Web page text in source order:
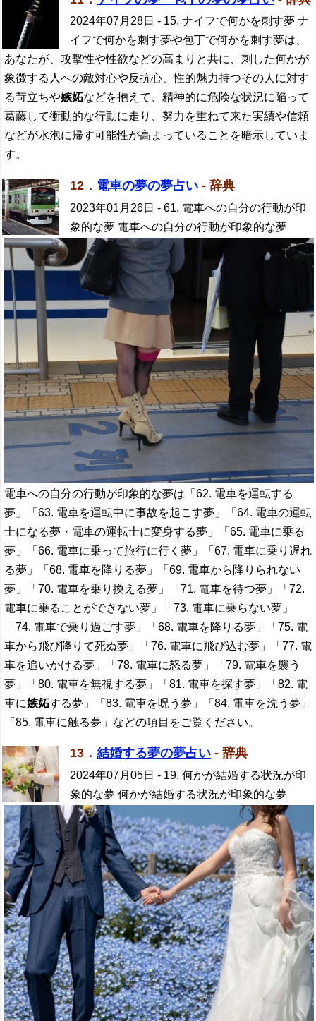
2024年07月28日 - 15. ナイフで何かを刺す夢 ナ
イフで何かを刺す夢や包丁で何かを刺す夢は、
あなたが、攻撃性や性欲などの高まりと共に、刺した何かが
象徴する人への敵対心や反抗心、性的魅力持つその人に対す
る苛立ちや嫉妬などを抱えて、精神的に危険な状況に陥って
葛藤して衝動的な行動に走り、努力を重ねて来た実績や信頼
などが水泡に帰す可能性が高まっていることを暗示していま
す。
12． 電車の夢の夢占い - 辞典
2023年01月26日 - 61. 電車への自分の行動が印
象的な夢 電車への自分の行動が印象的な夢
電車への自分の行動が印象的な夢は「62. 電車を運転する
夢」「63. 電車を運転中に事故を起こす夢」「64. 電車の運転
士になる夢・電車の運転士に変身する夢」「65. 電車に乗る
夢」「66. 電車に乗って旅行に行く夢」「67. 電車に乗り遅れ
る夢」「68. 電車を降りる夢」「69. 電車から降りられない
夢」「70. 電車を乗り換える夢」「71. 電車を待つ夢」「72.
電車に乗ることができない夢」「73. 電車に乗らない夢」
「74. 電車で乗り過ごす夢」「68. 電車を降りる夢」「75. 電
車から飛び降りて死ぬ夢」「76. 電車に飛び込む夢」「77. 電
車を追いかける夢」「78. 電車に怒る夢」「79. 電車を襲う
夢」「80. 電車を無視する夢」「81. 電車を探す夢」「82. 電
車に嫉妬する夢」「83. 電車を呪う夢」「84. 電車を洗う夢」
「85. 電車に触る夢」などの項目をご覧ください。
13． 結婚する夢の夢占い - 辞典
2024年07月05日 - 19. 何かが結婚する状況が印
象的な夢 何かが結婚する状況が印象的な夢